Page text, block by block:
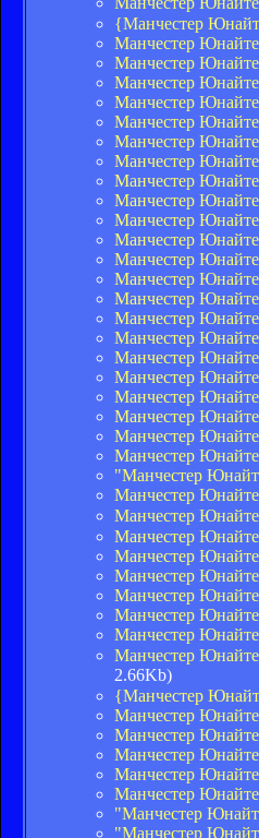
{Манчестер
Манчестер
Манчестер
Манчестер
Манчестер
Манчестер
Манчестер
Манчестер
Манчестер
Манчестер
Манчестер
Манчестер
Манчестер
Манчестер
Манчестер
Манчестер
Манчестер
Манчестер
Манчестер
Манчестер
Манчестер
Манчестер
Манчестер
"Манчестер
Манчестер
Манчестер
Манчестер
Манчестер
Манчестер
Манчестер
Манчестер
Манчестер
Манчестер
2.66Kb)
{Манчестер
Манчестер
Манчестер
Манчестер
Манчестер
Манчестер
"Манчестер
"Манчестер